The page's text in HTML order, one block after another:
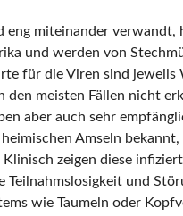
eng miteinander verwandt,
und werden von
für die Viren sind jeweils
den meisten Fällen nicht
aber auch sehr
Amseln
zeigen diese
Teilnahmslosigkeit und
wie Taumeln oder